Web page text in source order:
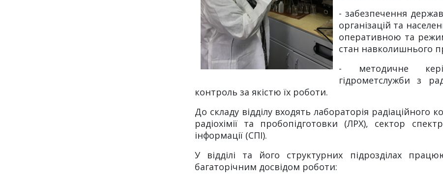
- забезпечення
організацій та
оперативною та
стан навколишнього
- методичне
гідрометслужби з
контроль за якістю їх роботи.
До складу відділу входять лабораторія радіаційного
радіохімії та пробопідготовки (ЛРХ), сектор
інформації (СПІ).
У відділі та його структурних підрозділах
багаторічним досвідом роботи: